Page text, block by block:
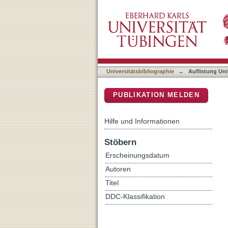
Universitätsbibliographie → Auflistung
PUBLIKATION MELDEN
Hilfe und Informationen
Stöbern
Erscheinungsdatum
Autoren
Titel
DDC-Klassifikation